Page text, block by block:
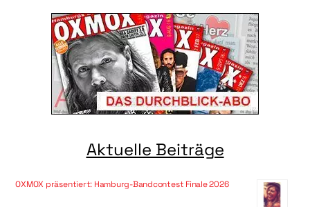
Aktuelle Beiträge
OXMOX präsentiert: Hamburg-Bandcontest Finale 2026